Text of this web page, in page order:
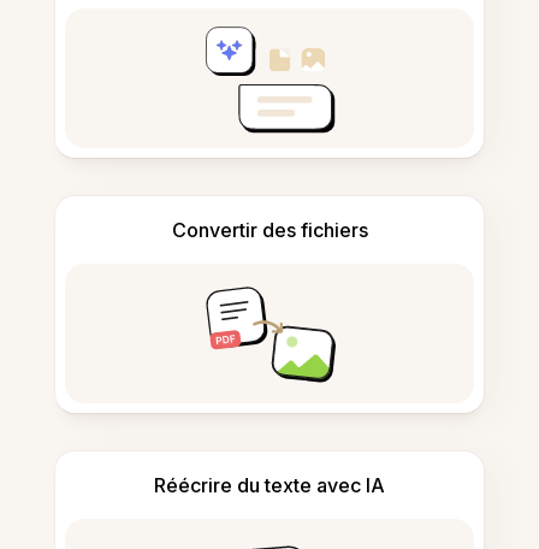
Convertir des fichiers
Réécrire du texte avec IA